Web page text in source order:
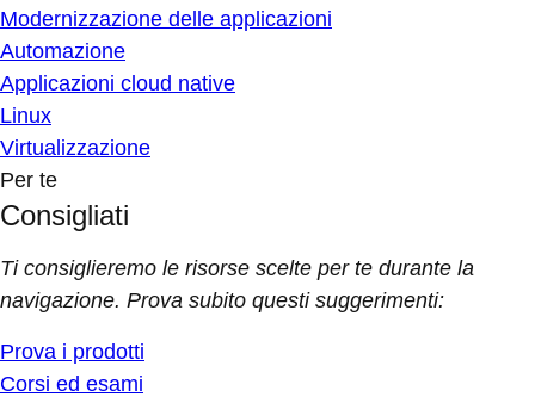
Modernizzazione delle applicazioni
Automazione
Applicazioni cloud native
Linux
Virtualizzazione
Per te
Consigliati
Ti consiglieremo le risorse scelte per te durante la
navigazione. Prova subito questi suggerimenti:
Prova i prodotti
Corsi ed esami